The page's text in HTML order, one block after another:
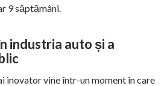
9 săptămâni.
industria auto și a
inovator vine într-un moment în care